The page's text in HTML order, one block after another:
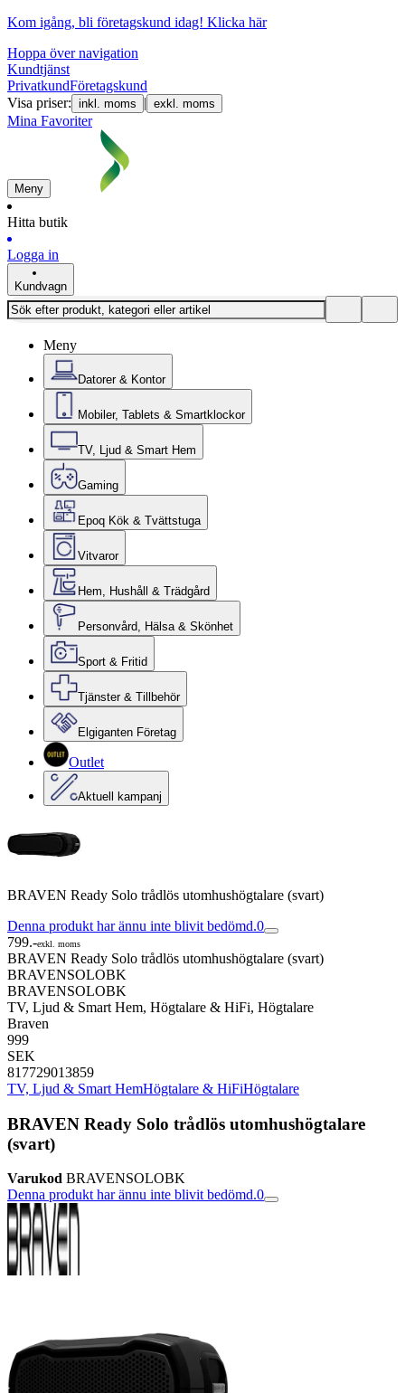
Kom igång, bli företagskund idag! Klicka här
Hoppa över navigation
Kundtjänst
PrivatkundFöretagskund
Visa priser: inkl. moms | exkl. moms
Mina Favoriter
Meny
Hitta butik
Logga in
Kundvagn
Meny
Datorer & Kontor
Mobiler, Tablets & Smartklockor
TV, Ljud & Smart Hem
Gaming
Epoq Kök & Tvättstuga
Vitvaror
Hem, Hushåll & Trädgård
Personvård, Hälsa & Skönhet
Sport & Fritid
Tjänster & Tillbehör
Elgiganten Företag
Outlet
Aktuell kampanj
BRAVEN Ready Solo trådlös utomhushögtalare (svart)
Denna produkt har ännu inte blivit bedömd.0
799.-exkl. moms
BRAVEN Ready Solo trådlös utomhushögtalare (svart)
BRAVENSOLOBK
BRAVENSOLOBK
TV, Ljud & Smart Hem, Högtalare & HiFi, Högtalare
Braven
999
SEK
817729013859
TV, Ljud & Smart HemHögtalare & HiFiHögtalare
BRAVEN Ready Solo trådlös utomhushögtalare
(svart)
Varukod BRAVENSOLOBK
Denna produkt har ännu inte blivit bedömd.0